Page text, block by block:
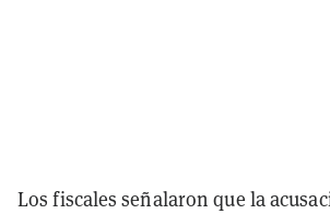
Los fiscales señalaron que la